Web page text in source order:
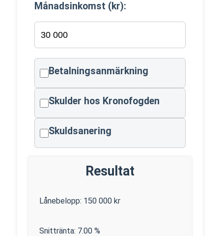
Månadsinkomst (kr):
Betalningsanmärkning
Skulder hos Kronofogden
Skuldsanering
Resultat
Lånebelopp: 150 000 kr
Snittränta: 7.00 %